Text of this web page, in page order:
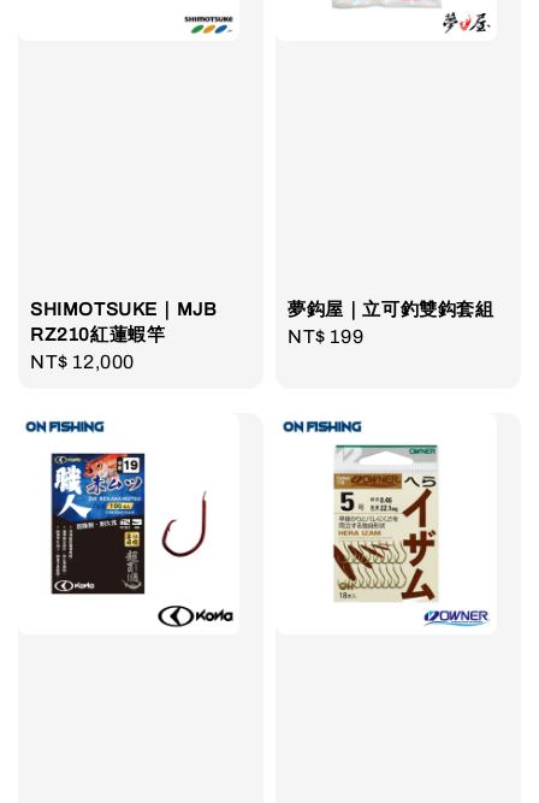
SHIMOTSUKE｜MJB
RZ210紅蓮蝦竿
Regular
NT$ 12,000
夢鈎屋｜立可釣雙鈎套組
Regular
NT$ 199